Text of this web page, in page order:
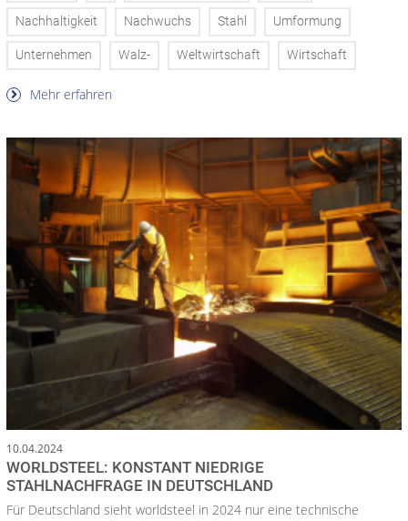
Nachhaltigkeit Nachwuchs Stahl Umformung
Unternehmen Walz- Weltwirtschaft Wirtschaft
Mehr erfahren
10.04.2024
WORLDSTEEL: KONSTANT NIEDRIGE
STAHLNACHFRAGE IN DEUTSCHLAND
Für Deutschland sieht worldsteel in 2024 nur eine technische